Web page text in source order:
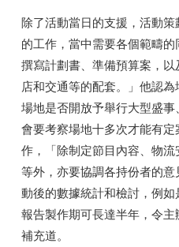
除了活動當日的支援，活動
的工作，當中需要各個範疇
撰寫計劃書、準備預算案，
店和交通等的配套。」他認
場地是否開放予舉行大型盛
會要考察場地十多次才能有
作，「除制定節目內容、物
等外，亦要協調各持份者的
動後的數據統計和檢討，例
報告製作期可長達半年，令
補充道。